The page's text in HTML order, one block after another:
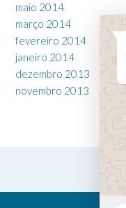
maio 2014
março 2014
fevereiro 2014
janeiro 2014
dezembro 2013
novembro 2013